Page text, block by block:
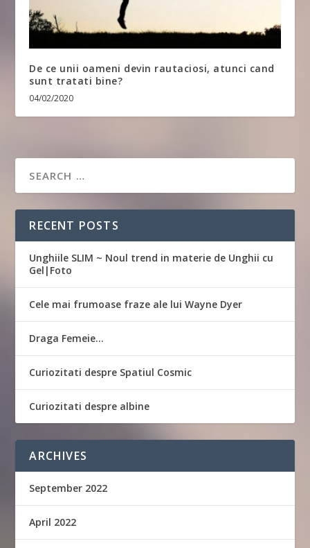
De ce unii oameni devin rautaciosi, atunci cand
sunt tratati bine?
04/02/2020
RECENT POSTS
Unghiile SLIM ~ Noul trend in materie de Unghii cu
Gel|Foto
Cele mai frumoase fraze ale lui Wayne Dyer
Draga Femeie…
Curiozitati despre Spatiul Cosmic
Curiozitati despre albine
ARCHIVES
September 2022
April 2022